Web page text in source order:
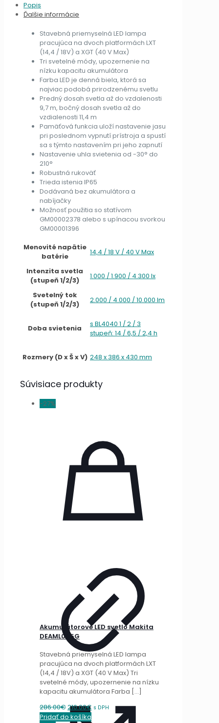
Popis
Ďalšie informácie
Stavebná priemyselná LED lampa
pracujúca na dvoch platformách LXT
(14,4 / 18V) a XGT (40 V Max)
Tri svetelné módy, upozernenie na
nízku kapacitu akumulátora
Farba LED je denná biela, ktorá sa
najviac podobá prirodzenému svetlu
Predný dosah svetla až do vzdalenosti
9,7 m, bočný dosah svetla až do
vzdialenosti 11,4 m
Pamäťová funkcia uloží nastavenie jasu
pri poslednom vypnutí prístroja a spustí
sa s týmto nastavením pri jeho zapnutí
Nastavenie uhla svietenia od -30° do
210°
Robustná rukoväť
Trieda istenia IP65
Dodávaná bez akumulátora a
nabíjačky
Možnosť použitia so statívom
GM00002378 alebo s upínacou svorkou
GM00001396
Menovité napätie
batérie
14,4 / 18 V / 40 V Max
Intenzita svetla
(stupeň 1/2/3)
1.000 / 1.900 / 4.300 lx
Svetelný tok
(stupeň 1/2/3)
2.000 / 4.000 / 10.000 lm
Doba svietenia
s BL4040 1 / 2 / 3
stupeň: 14 / 6,5 / 2,4 h
Rozmery (D x Š x V) 248 x 386 x 430 mm
Súvisiace produkty
-27%
Akumulátorové LED svetlo Makita
DEAML005G
Stavebná priemyselná LED lampa
pracujúca na dvoch platformách LXT
(14,4 / 18V) a XGT (40 V Max) Tri
svetelné módy, upozernenie na nízku
kapacitu akumulátora Farba […]
286.00€Original
price
210.00€ Current
s DPH
Pridať do košíka